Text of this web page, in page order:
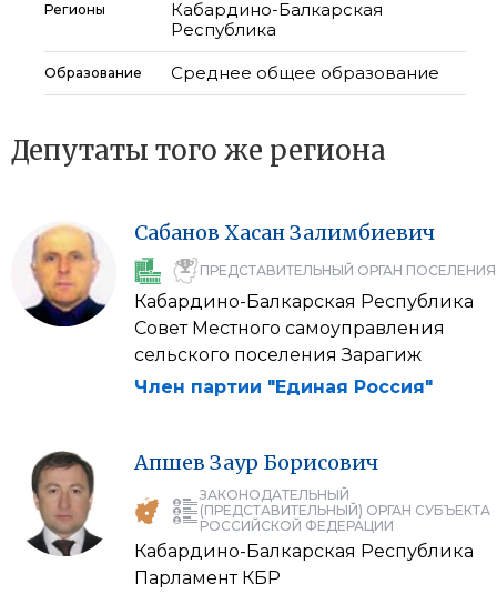
Регионы
Кабардино-Балкарская
Республика
Образование Среднее общее образование
Депутаты того же региона
Сабанов ХасанЗалимбиевич
ПРЕДСТАВИТЕЛЬНЫЙ ОРГАН ПОСЕЛЕНИЯ
Кабардино-Балкарская Республика
Совет Местного самоуправления
сельского поселения Зарагиж
Член партии "Единая Россия"
Апшев Заур Борисович
ЗАКОНОДАТЕЛЬНЫЙ
(ПРЕДСТАВИТЕЛЬНЫЙ) ОРГАН СУБЪЕКТА
РОССИЙСКОЙ ФЕДЕРАЦИИ
Кабардино-Балкарская Республика
Парламент КБР